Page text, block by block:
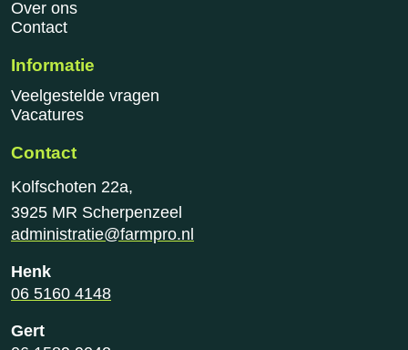
Over ons
Contact
Informatie
Veelgestelde vragen
Vacatures
Contact
Kolfschoten 22a,
3925 MR Scherpenzeel
administratie@farmpro.nl
Henk
06 5160 4148
Gert